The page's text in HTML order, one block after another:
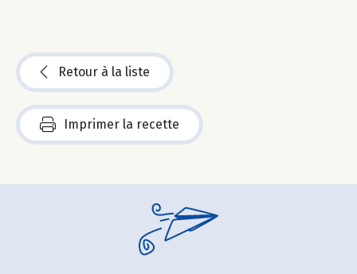
Retour à la liste
Imprimer la recette